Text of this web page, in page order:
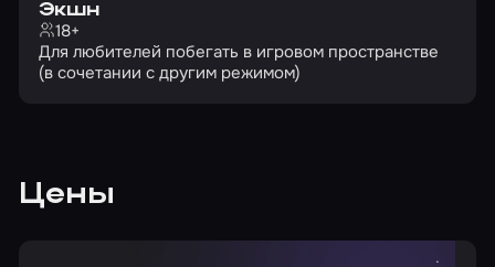
Экшн
18+
Для любителей побегать в игровом пространстве
(в сочетании с другим режимом)
Цены